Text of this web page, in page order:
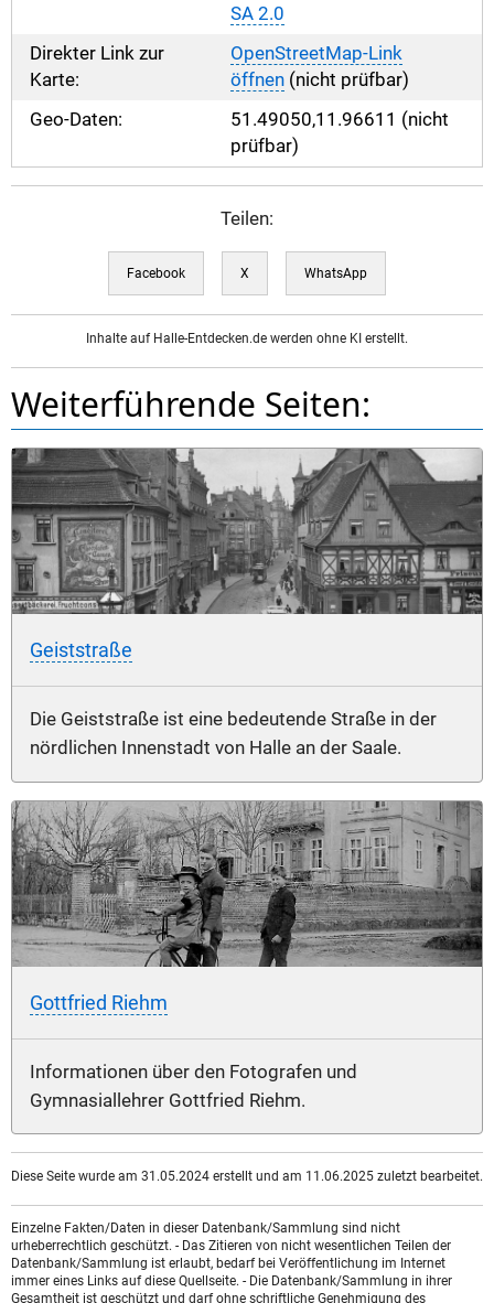
SA 2.0
Direkter Link zur
Karte:
OpenStreetMap-Link
öffnen (nicht prüfbar)
Geo-Daten:
51.49050,11.96611 (nicht
prüfbar)
Teilen:
Facebook X WhatsApp
Inhalte auf Halle-Entdecken.de werden ohne KI erstellt.
Weiterführende Seiten:
Geiststraße
Die Geiststraße ist eine bedeutende Straße in der
nördlichen Innenstadt von Halle an der Saale.
Gottfried Riehm
Informationen über den Fotografen und
Gymnasiallehrer Gottfried Riehm.
Diese Seite wurde am 31.05.2024 erstellt und am 11.06.2025 zuletzt bearbeitet.
Einzelne Fakten/Daten in dieser Datenbank/Sammlung sind nicht
urheberrechtlich geschützt. - Das Zitieren von nicht wesentlichen Teilen der
Datenbank/Sammlung ist erlaubt, bedarf bei Veröffentlichung im Internet
immer eines Links auf diese Quellseite. - Die Datenbank/Sammlung in ihrer
Gesamtheit ist geschützt und darf ohne schriftliche Genehmigung des